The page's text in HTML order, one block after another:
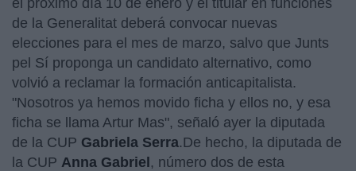
el próximo día 10 de enero y el titular en funciones
de la Generalitat deberá convocar nuevas
elecciones para el mes de marzo, salvo que Junts
pel Sí proponga un candidato alternativo, como
volvió a reclamar la formación anticapitalista.
"Nosotros ya hemos movido ficha y ellos no, y esa
ficha se llama Artur Mas", señaló ayer la diputada
de la CUP Gabriela Serra.De hecho, la diputada de
la CUP Anna Gabriel , número dos de esta